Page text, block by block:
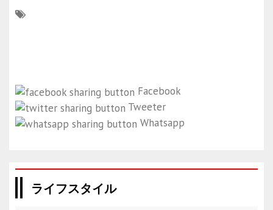
Facebook
Tweeter
Whatsapp
ライフスタイル